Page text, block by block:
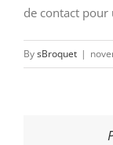
de contact pour
BysBroquet |